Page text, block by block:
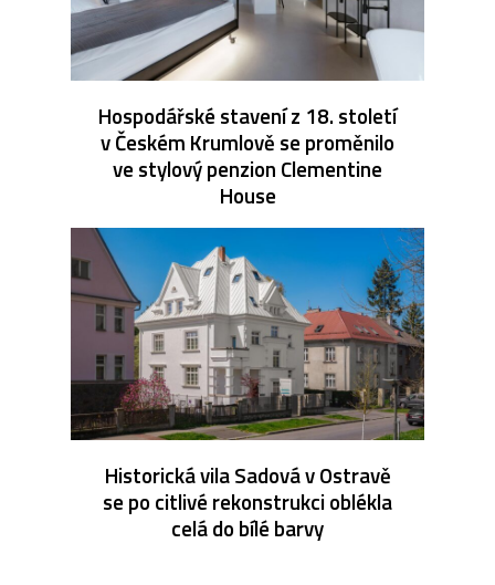
Hospodářské stavení z 18. století
v Českém Krumlově se proměnilo
ve stylový penzion Clementine
House
Historická vila Sadová v Ostravě
se po citlivé rekonstrukci oblékla
celá do bílé barvy